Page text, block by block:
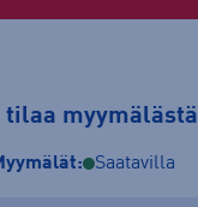
tilaa myymälästä
Saatavilla